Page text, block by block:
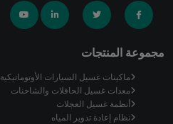
مجموعة المنتجات
ماكينات غسيل السيارات الأوتوماتيكية
معدات غسيل الحافلات والشاحنات
أنظمة غسيل العجلات
نظام إعادة تدوير المياه